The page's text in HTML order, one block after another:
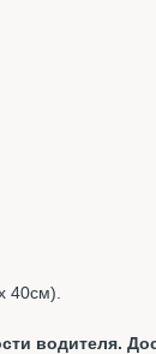
40см).
водителя.